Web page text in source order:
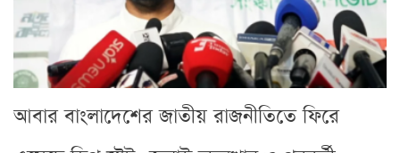
আবার বাংলাদেশের জাতীয় রাজনীতিতে ফিরে